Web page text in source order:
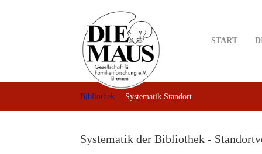
START
Bibliothek Systematik Standort
Systematik der Bibliothek -